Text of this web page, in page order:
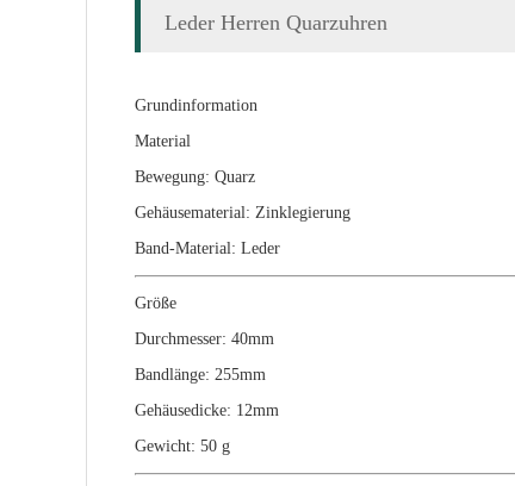
Leder Herren Quarzuhren
Grundinformation
Material
Bewegung: Quarz
Gehäusematerial: Zinklegierung
Band-Material: Leder
Größe
Durchmesser: 40mm
Bandlänge: 255mm
Gehäusedicke: 12mm
Gewicht: 50 g